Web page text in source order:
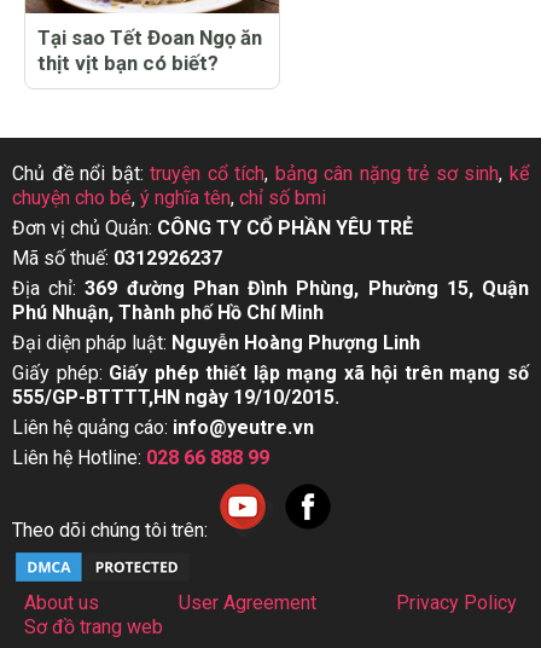
Tại sao Tết Đoan Ngọ ăn
thịt vịt bạn có biết?
Chủ đề nổi bật:truyện cổ tích, bảng cân nặng trẻ sơ sinh,kể
chuyện cho bé, ý nghĩa tên, chỉ số bmi
Đơn vị chủ Quản: CÔNG TY CỔ PHẦN YÊU TRẺ
Mã số thuế: 0312926237
Địa chỉ:369 đường Phan Đình Phùng, Phường 15, Quận
Phú Nhuận, Thành phố Hồ Chí Minh
Đại diện pháp luật: Nguyễn Hoàng Phượng Linh
Giấy phép: Giấy phép thiết lập mạng xã hội trên mạng số
555/GP-BTTTT,HN ngày 19/10/2015.
Liên hệ quảng cáo: info@yeutre.vn
Liên hệ Hotline: 028 66 888 99
Theo dõi chúng tôi trên:
About us User Agreement
Privacy Policy
Sơ đồ trang web